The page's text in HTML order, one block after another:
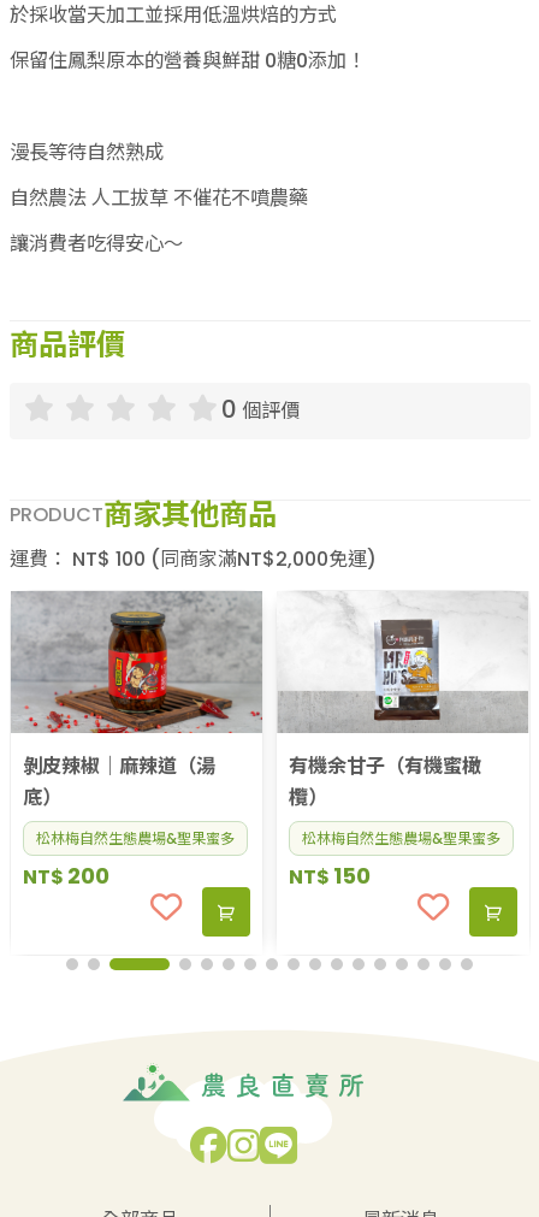
於採收當天加工並採用低溫烘焙的方式
保留住鳳梨原本的營養與鮮甜 0糖0添加！
漫長等待自然熟成
自然農法 人工拔草 不催花不噴農藥
讓消費者吃得安心～
商品評價
0 個評價
PRODUCT商家其他商品
運費： NT$ 100 (同商家滿NT$2,000免運)
剝皮辣椒｜麻辣道（湯
底）
松林梅自然生態農場&聖果蜜多
NT$ 200
有機余甘子（有機蜜橄
欖）
松林梅自然生態農場&聖果蜜多
NT$ 150